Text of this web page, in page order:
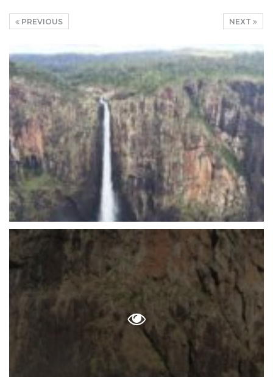
NEXT
PREVIOUS